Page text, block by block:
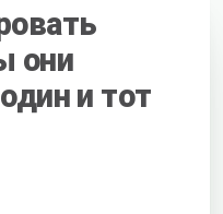
они
и тот